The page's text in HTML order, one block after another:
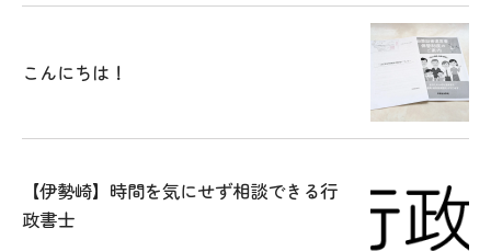
こんにちは！
【伊勢崎】時間を気にせず相談できる行
政書士